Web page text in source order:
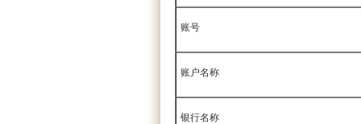
账号
账户名称
银行名称